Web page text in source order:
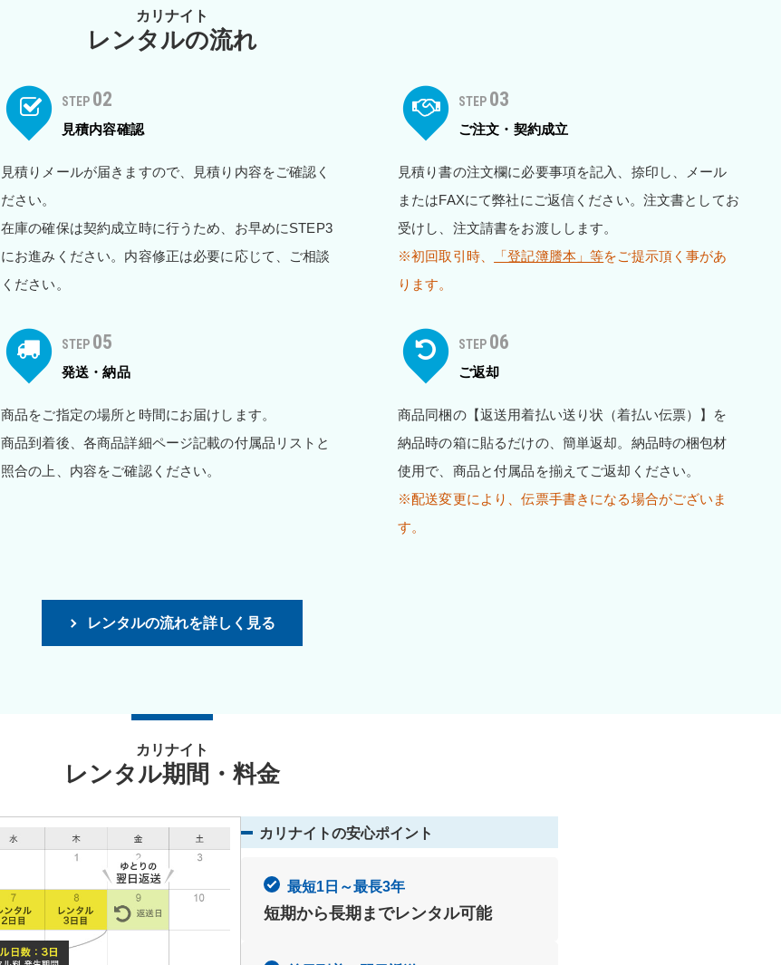
カリナイト
レンタルの流れ
STEP 02
見積内容確認
見積りメールが届きますので、見積り内容をご確認く
ださい。
在庫の確保は契約成立時に行うため、お早めにSTEP3
にお進みください。内容修正は必要に応じて、ご相談
ください。
STEP 03
ご注文・契約成立
見積り書の注文欄に必要事項を記入、捺印し、メール
またはFAXにて弊社にご返信ください。注文書としてお
受けし、注文請書をお渡しします。
※初回取引時、
「登記簿謄本」等をご提示頂く事があ
ります。
STEP 05
発送・納品
商品をご指定の場所と時間にお届けします。
商品到着後、各商品詳細ページ記載の付属品リストと
照合の上、内容をご確認ください。
STEP 06
ご返却
商品同梱の【返送用着払い送り状（着払い伝票）】を
納品時の箱に貼るだけの、簡単返却。納品時の梱包材
使用で、商品と付属品を揃えてご返却ください。
※配送変更により、伝票手書きになる場合がございま
す。
レンタルの流れを詳しく見る
カリナイト
レンタル期間・料金
カリナイトの安心ポイント
最短1日～最長3年
短期から長期までレンタル可能